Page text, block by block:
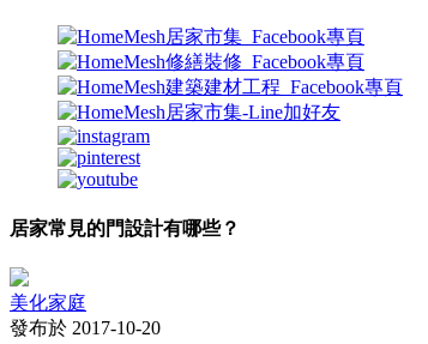
居家常見的門設計有哪些？
美化家庭
發布於 2017-10-20